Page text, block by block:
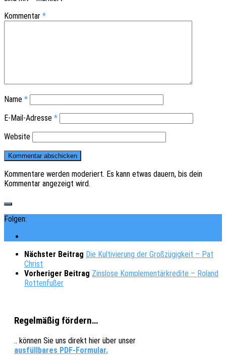
Kommentar *
Name *
E-Mail-Adresse *
Website
Kommentare werden moderiert. Es kann etwas dauern, bis dein
Kommentar angezeigt wird.
Folgen:
Nächster Beitrag Die Kultivierung der Großzügigkeit – Pat
Christ
Vorheriger Beitrag Zinslose Komplementärkredite – Roland
Rottenfußer
Regelmäßig fördern…
.. können Sie uns direkt hier über unser
ausfüllbares PDF-Formular.